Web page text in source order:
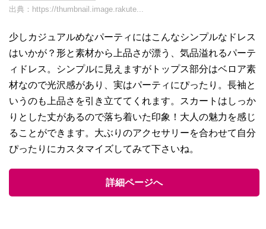
出典： https://thumbnail.image.rakute...
少しカジュアルめなパーティにはこんなシンプルなドレス
はいかが？形と素材から上品さが漂う、気品溢れるパーテ
ィドレス。シンプルに見えますがトップス部分はベロア素
材なので光沢感があり、実はパーティにぴったり。長袖と
いうのも上品さを引き立ててくれます。スカートはしっか
りとした丈があるので落ち着いた印象！大人の魅力を感じ
ることができます。大ぶりのアクセサリーを合わせて自分
ぴったりにカスタマイズしてみて下さいね。
詳細ページへ